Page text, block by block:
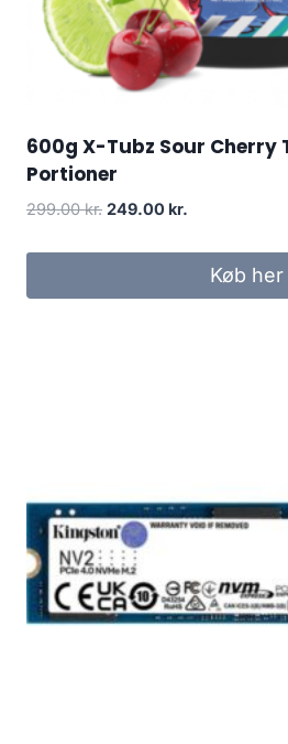
600g X-Tubz Sour Cherry
Portioner
299.00kr. Original
was:
249.00 kr.
is:
249.00 kr..
Køb her